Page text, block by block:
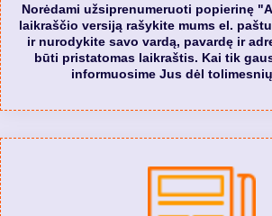
Norėdami užsiprenumeruoti popierinę
laikraščio versiją rašykite mums el.
ir nurodykite savo vardą, pavardę ir
būti pristatomas laikraštis. Kai tik
informuosime Jus dėl